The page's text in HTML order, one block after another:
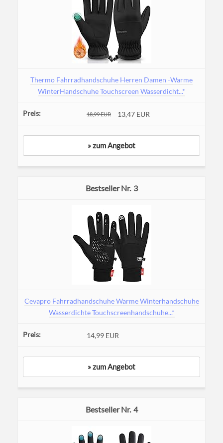
Thermo Fahrradhandschuhe Herren Damen -Warme
WinterHandschuhe Touchscreen Wasserdicht...*
18,99 EUR 13,47 EUR
» zum Angebot
3
Cevapro Fahrradhandschuhe Warme Winterhandschuhe
Wasserdichte Touchscreenhandschuhe...*
14,99 EUR
» zum Angebot
4